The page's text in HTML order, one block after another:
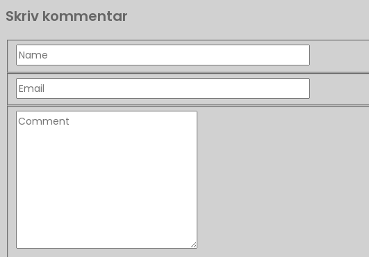
Skriv kommentar